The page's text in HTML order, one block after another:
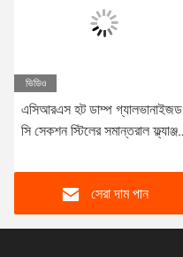
ভিডিও
এসিআরএস হট ডাম্প গ্যালভানাইজড
সি সেকশন স্টিলের সমান্তরাল ফ্ল্যাঞ্জ
সেরা দাম পান